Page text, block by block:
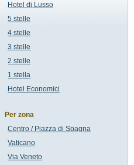
Hotel di Lusso
5 stelle
4 stelle
3 stelle
2 stelle
1 stella
Hotel Economici
Per zona
Centro / Piazza di Spagna
Vaticano
Via Veneto